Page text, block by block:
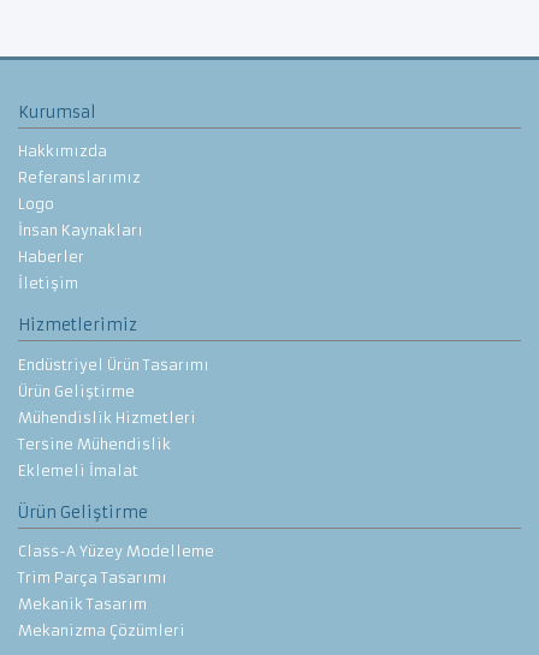
Kurumsal
Hakkımızda
Referanslarımız
Logo
İnsan Kaynakları
Haberler
İletişim
Hizmetlerimiz
Endüstriyel Ürün Tasarımı
Ürün Geliştirme
Mühendislik Hizmetleri
Tersine Mühendislik
Eklemeli İmalat
Ürün Geliştirme
Class-A Yüzey Modelleme
Trim Parça Tasarımı
Mekanik Tasarım
Mekanizma Çözümleri